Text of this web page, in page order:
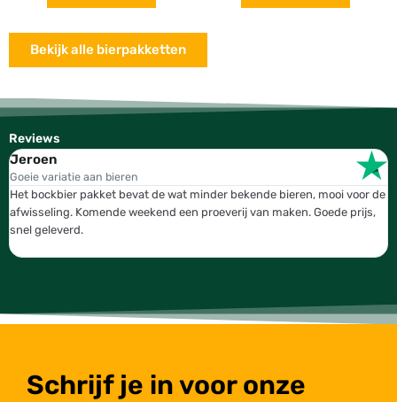
Bekijk alle bierpakketten
Reviews
Jeroen
Goeie variatie aan bieren
Het bockbier pakket bevat de wat minder bekende bieren, mooi voor de
afwisseling. Komende weekend een proeverij van maken. Goede prijs,
snel geleverd.
Schrijf je in voor onze